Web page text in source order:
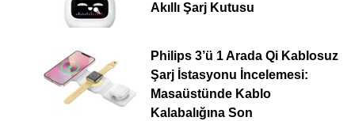
Akıllı Şarj Kutusu
Philips 3’ü 1 Arada Qi Kablosuz
Şarj İstasyonu İncelemesi:
Masaüstünde Kablo
Kalabalığına Son